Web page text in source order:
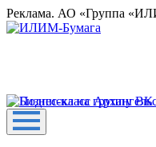
Реклама. АО «Группа